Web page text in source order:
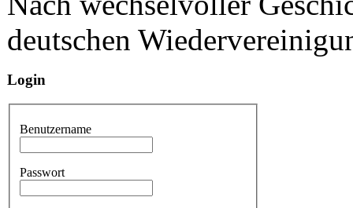
deutschen
Login
Benutzername
Passwort